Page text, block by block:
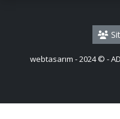
webtasarım - 2024 © -